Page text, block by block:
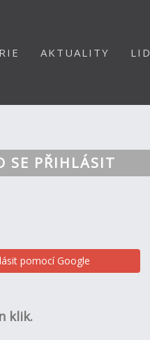
AKTUALITY
SE PŘIHLÁSIT
pomocí Google
klik.